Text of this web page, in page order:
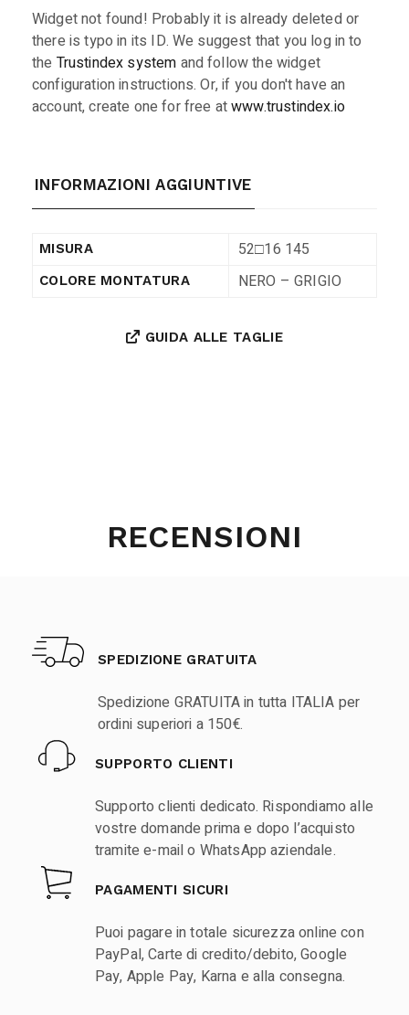
Widget not found! Probably it is already deleted or
there is typo in its ID. We suggest that you log in to
the Trustindex system and follow the widget
configuration instructions. Or, if you don't have an
account, create one for free atwww.trustindex.io
INFORMAZIONI AGGIUNTIVE
MISURA 52□16 145
COLORE MONTATURA NERO – GRIGIO
GUIDA ALLE TAGLIE
RECENSIONI
SPEDIZIONE GRATUITA
Spedizione GRATUITA in tutta ITALIA per
ordini superiori a 150€.
SUPPORTO CLIENTI
Supporto clienti dedicato. Rispondiamo alle
vostre domande prima e dopo l’acquisto
tramite e-mail o WhatsApp aziendale.
PAGAMENTI SICURI
Puoi pagare in totale sicurezza online con
PayPal, Carte di credito/debito, Google
Pay, Apple Pay, Karna e alla consegna.